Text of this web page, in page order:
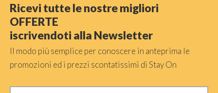
Ricevi tutte le nostre migliori
OFFERTE
iscrivendoti alla Newsletter
Il modo più semplice per conoscere in anteprima le
promozioni ed i prezzi scontatissimi di Stay On